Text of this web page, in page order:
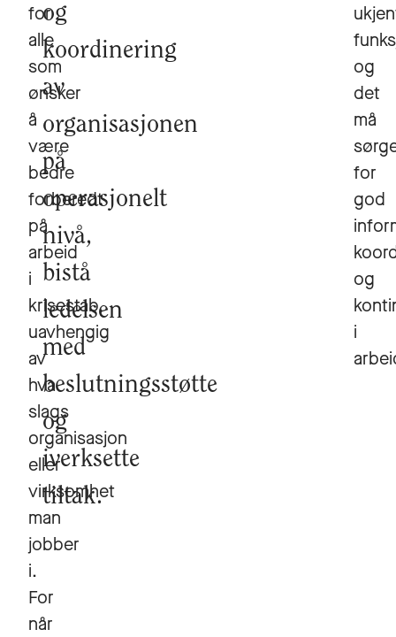
for
alle
som
ønsker
å
være
bedre
forberedt
på
arbeid
i
krisestab,
uavhengig
av
hva
slags
organisasjon
eller
virksomhet
man
jobber
i.
For
når
og
koordinering
av
organisasjonen
på
operasjonelt
nivå,
bistå
ledelsen
med
beslutningsstøtte
og
iverksette
tiltak.
og
det
må
for
god
og
i